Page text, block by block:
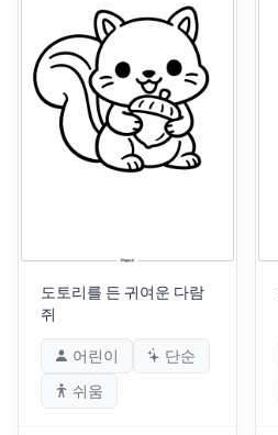
도토리를 든 귀여운 다람
쥐
어린이
단순
쉬움